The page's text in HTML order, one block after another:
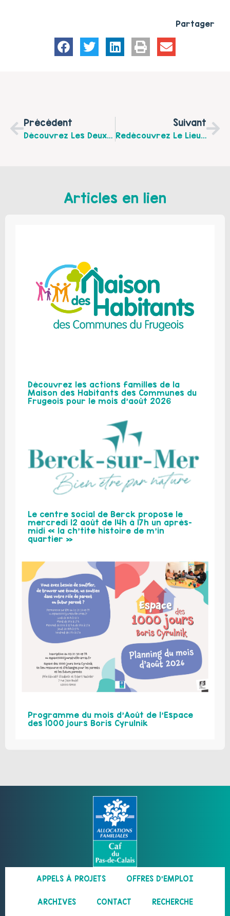
Partager
Précédent
Découvrez Les Deux Prochaines Dates En Septembre Des « Mercredis En Famille » À Hesdin Et Beaurainville !
Suivant
Redécouvrez Le Lieu D’Accueil Enfants Parents « Bateau Sur L’Eau » À Hesdin Et Beaurainville
Articles en lien
Découvrez les actions familles de la
Maison des Habitants des Communes du
Frugeois pour le mois d’août 2026
Le centre social de Berck propose le
mercredi 12 août de 14h à 17h un après-
midi « la ch’tite histoire de m’in
quartier »
Programme du mois d’Août de l’Espace
des 1000 jours Boris Cyrulnik
APPELS À PROJETS OFFRES D’EMPLOI
ARCHIVES CONTACT RECHERCHE